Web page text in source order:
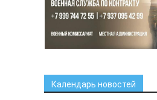
Календарь новостей